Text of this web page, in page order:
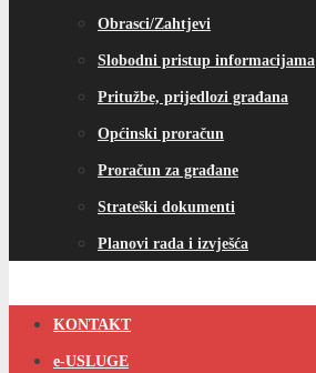
Obrasci/Zahtjevi
Slobodni pristup informacijama
Pritužbe, prijedlozi građana
Općinski proračun
Proračun za građane
Strateški dokumenti
Planovi rada i izvješća
KONTAKT
e-USLUGE